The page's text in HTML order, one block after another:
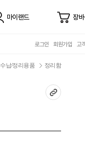
마이랜드 장
로그인 회원가입 고
수납/정리용품 정리함